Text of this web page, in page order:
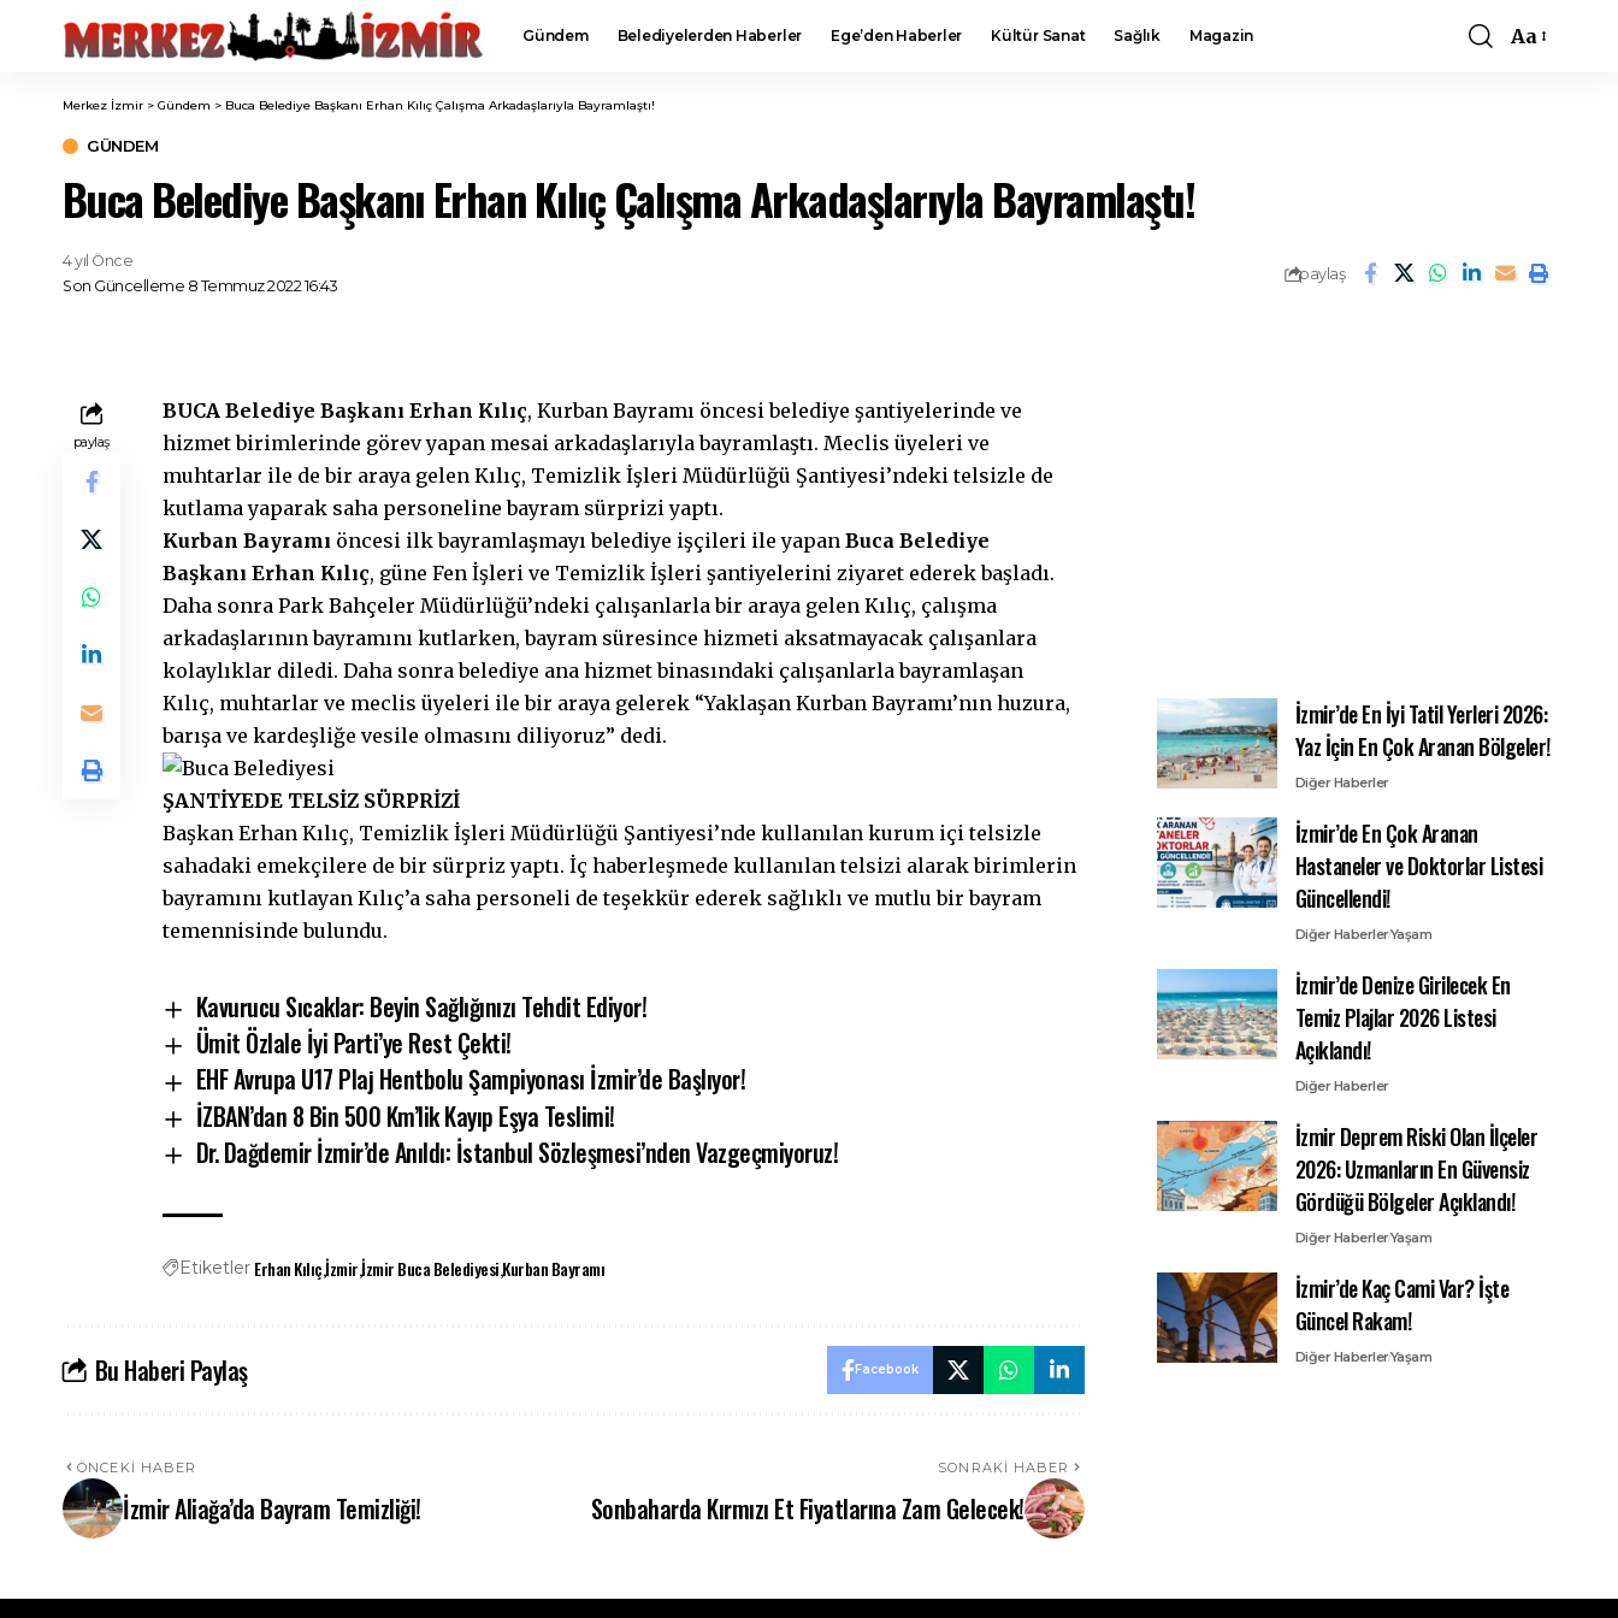
Gündem Belediyelerden Haberler Ege’den Haberler Kültür Sanat Sağlık Magazin
Font
Aa
Merkez İzmir > Gündem > Buca Belediye Başkanı Erhan Kılıç Çalışma Arkadaşlarıyla Bayramlaştı!
GÜNDEM
Buca Belediye Başkanı Erhan Kılıç Çalışma Arkadaşlarıyla Bayramlaştı!
Son Güncelleme 8 Temmuz 2022 16:43
4 yıl Önce
paylaş
paylaş
BUCA Belediye Başkanı Erhan Kılıç, Kurban Bayramı öncesi belediye şantiyelerinde ve
hizmet birimlerinde görev yapan mesai arkadaşlarıyla bayramlaştı. Meclis üyeleri ve
muhtarlar ile de bir araya gelen Kılıç, Temizlik İşleri Müdürlüğü Şantiyesi’ndeki telsizle de
kutlama yaparak saha personeline bayram sürprizi yaptı.
Kurban Bayramı öncesi ilk bayramlaşmayı belediye işçileri ile yapanBuca Belediye
BaşkanıErhan Kılıç, güne Fen İşleri ve Temizlik İşleri şantiyelerini ziyaret ederek başladı.
Daha sonra Park Bahçeler Müdürlüğü’ndeki çalışanlarla bir araya gelen Kılıç, çalışma
arkadaşlarının bayramını kutlarken, bayram süresince hizmeti aksatmayacak çalışanlara
kolaylıklar diledi. Daha sonra belediye ana hizmet binasındaki çalışanlarla bayramlaşan
Kılıç, muhtarlar ve meclis üyeleri ile bir araya gelerek “Yaklaşan Kurban Bayramı’nın huzura,
barışa ve kardeşliğe vesile olmasını diliyoruz” dedi.
ŞANTİYEDE TELSİZ SÜRPRİZİ
Başkan Erhan Kılıç, Temizlik İşleri Müdürlüğü Şantiyesi’nde kullanılan kurum içi telsizle
sahadaki emekçilere de bir sürpriz yaptı. İç haberleşmede kullanılan telsizi alarak birimlerin
bayramını kutlayan Kılıç’a saha personeli de teşekkür ederek sağlıklı ve mutlu bir bayram
temennisinde bulundu.
Kavurucu Sıcaklar: Beyin Sağlığınızı Tehdit Ediyor!
Ümit Özlale İyi Parti’ye Rest Çekti!
EHF Avrupa U17 Plaj Hentbolu Şampiyonası İzmir’de Başlıyor!
İZBAN’dan 8 Bin 500 Km’lik Kayıp Eşya Teslimi!
Dr. Dağdemir İzmir’de Anıldı: İstanbul Sözleşmesi’nden Vazgeçmiyoruz!
Etiketler Erhan Kılıçİzmirİzmir Buca BelediyesiKurban Bayramı
Bu Haberi Paylaş Facebook
ÖNCEKI HABER
İzmir Aliağa’da Bayram Temizliği!
SONRAKI HABER
Sonbaharda Kırmızı Et Fiyatlarına Zam Gelecek!
İzmir’de En İyi Tatil Yerleri 2026:
Yaz İçin En Çok Aranan Bölgeler!
Diğer Haberler
İzmir’de En Çok Aranan
Hastaneler ve Doktorlar Listesi
Güncellendi!
Diğer HaberlerYaşam
İzmir’de Denize Girilecek En
Temiz Plajlar 2026 Listesi
Açıklandı!
Diğer Haberler
İzmir Deprem Riski Olan İlçeler
2026: Uzmanların En Güvensiz
Gördüğü Bölgeler Açıklandı!
Diğer HaberlerYaşam
İzmir’de Kaç Cami Var? İşte
Güncel Rakam!
Diğer HaberlerYaşam